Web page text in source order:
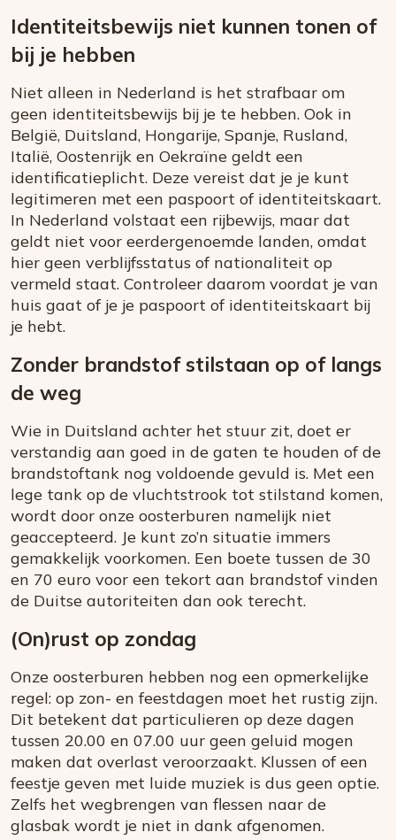
Identiteitsbewijs niet kunnen tonen of
bij je hebben
Niet alleen in Nederland is het strafbaar om
geen identiteitsbewijs bij je te hebben. Ook in
België, Duitsland, Hongarije, Spanje, Rusland,
Italië, Oostenrijk en Oekraïne geldt een
identificatieplicht. Deze vereist dat je je kunt
legitimeren met een paspoort of identiteitskaart.
In Nederland volstaat een rijbewijs, maar dat
geldt niet voor eerdergenoemde landen, omdat
hier geen verblijfsstatus of nationaliteit op
vermeld staat. Controleer daarom voordat je van
huis gaat of je je paspoort of identiteitskaart bij
je hebt.
Zonder brandstof stilstaan op of langs
de weg
Wie in Duitsland achter het stuur zit, doet er
verstandig aan goed in de gaten te houden of de
brandstoftank nog voldoende gevuld is. Met een
lege tank op de vluchtstrook tot stilstand komen,
wordt door onze oosterburen namelijk niet
geaccepteerd. Je kunt zo’n situatie immers
gemakkelijk voorkomen. Een boete tussen de 30
en 70 euro voor een tekort aan brandstof vinden
de Duitse autoriteiten dan ook terecht.
(On)rust op zondag
Onze oosterburen hebben nog een opmerkelijke
regel: op zon- en feestdagen moet het rustig zijn.
Dit betekent dat particulieren op deze dagen
tussen 20.00 en 07.00 uur geen geluid mogen
maken dat overlast veroorzaakt. Klussen of een
feestje geven met luide muziek is dus geen optie.
Zelfs het wegbrengen van flessen naar de
glasbak wordt je niet in dank afgenomen.